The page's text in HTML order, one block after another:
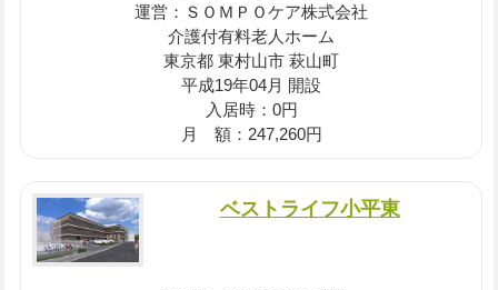
運営：ＳＯＭＰＯケア株式会社
介護付有料老人ホーム
東京都 東村山市 萩山町
平成19年04月 開設
入居時：0円
月 額：247,260円
ベストライフ小平東